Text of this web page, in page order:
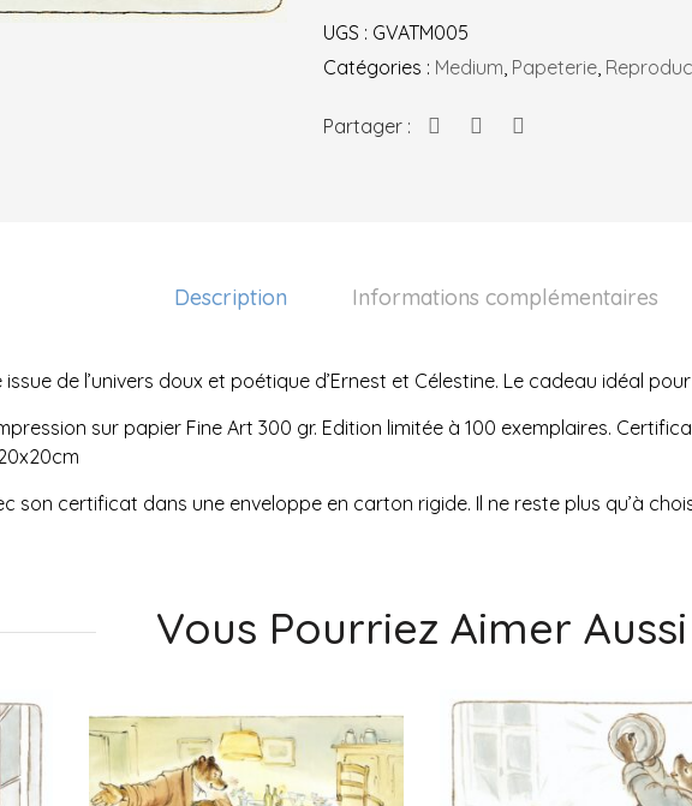
UGS : GVATM005
Catégories : Medium, Papeterie,
Partager :
Description Informations complémentaires
de l’univers doux et poétique d’Ernest et Célestine. Le cadeau idéal
sur papier Fine Art 300 gr. Edition limitée à 100 exemplaires.
son certificat dans une enveloppe en carton rigide. Il ne reste plus qu’à
Vous Pourriez Aimer Aussi